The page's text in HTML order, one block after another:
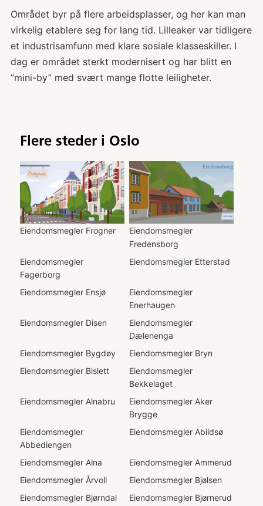
Området byr på flere arbeidsplasser, og her kan man
virkelig etablere seg for lang tid. Lilleaker var tidligere
et industrisamfunn med klare sosiale klasseskiller. I
dag er området sterkt modernisert og har blitt en
“mini-by” med svært mange flotte leiligheter.
Flere steder i Oslo
Eiendomsmegler Frogner
Eiendomsmegler
Fredensborg
Eiendomsmegler
Fagerborg
Eiendomsmegler Etterstad
Eiendomsmegler Ensjø
Eiendomsmegler
Enerhaugen
Eiendomsmegler Disen
Eiendomsmegler
Dælenenga
Eiendomsmegler Bygdøy Eiendomsmegler Bryn
Eiendomsmegler Bislett
Eiendomsmegler
Bekkelaget
Eiendomsmegler Alnabru Eiendomsmegler Aker
Brygge
Eiendomsmegler
Abbediengen
Eiendomsmegler Abildsø
Eiendomsmegler Alna Eiendomsmegler Ammerud
Eiendomsmegler Årvoll Eiendomsmegler Bjølsen
Eiendomsmegler Bjørndal Eiendomsmegler Bjørnerud